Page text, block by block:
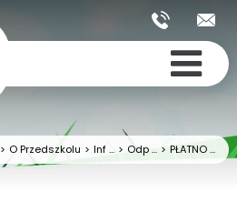
> O Przedszkolu > Inf ... > Odp ... > PŁATNO ...